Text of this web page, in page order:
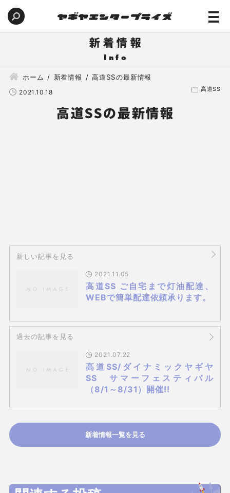
新着情報
ホーム 新着情報 高道SSの最新情報
2021.10.18 高道SS
高道SSの最新情報
新しい記事を見る
2021.11.05
高道SS ご自宅まで灯油配達、
WEBで簡単配達依頼承ります。
過去の記事を見る
2021.07.22
高道SS/ダイナミックヤギヤ
SS サマーフェスティバル
（8/1～8/31）開催!!
新着情報一覧を見る